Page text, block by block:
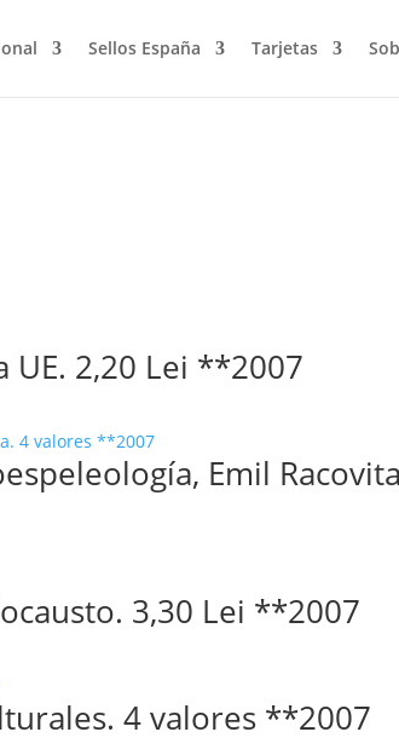
Sellos España Tarjetas
UE. 2,20 Lei **2007
Emil
3,30 Lei **2007
4 valores **2007